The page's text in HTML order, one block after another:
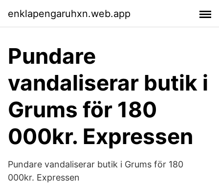
enklapengaruhxn.web.app
Pundare
vandaliserar butik i
Grums för 180
000kr. Expressen
Pundare vandaliserar butik i Grums för 180
000kr. Expressen